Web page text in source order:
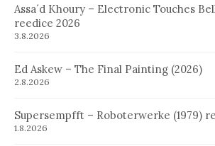
Assa´d Khoury – Electronic Touches
reedice 2026
3.8.2026
Ed Askew – The Final Painting (2026)
2.8.2026
Supersempfft – Roboterwerke (1979)
1.8.2026